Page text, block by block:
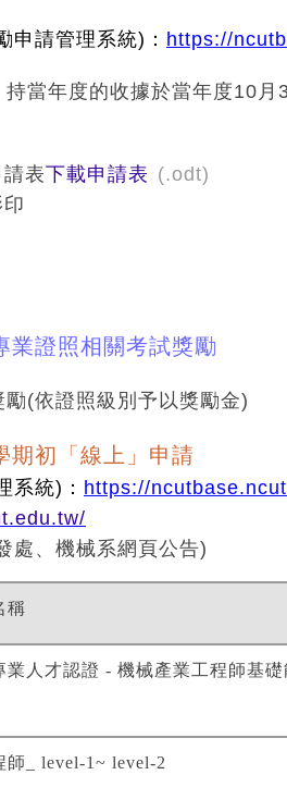
申請管理系統) ： https://
年度的收據於當年度10月
表下載申請表 (.odt)
業證照相關考試獎勵
(依證照級別予以獎勵金)
期初「線上」申請
系統) ： https://
處、機械系網頁公告)
稱
業人才認證 -機械產業工程師基
師 _ level-1~ level-2